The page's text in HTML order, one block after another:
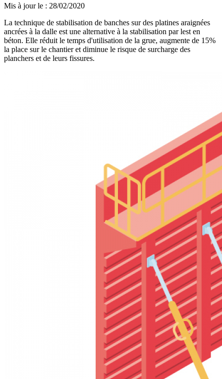
Mis à jour le : 28/02/2020
La technique de stabilisation de banches sur des platines araignées
ancrées à la dalle est une alternative à la stabilisation par lest en
béton. Elle réduit le temps d'utilisation de la grue, augmente de 15%
la place sur le chantier et diminue le risque de surcharge des
planchers et de leurs fissures.